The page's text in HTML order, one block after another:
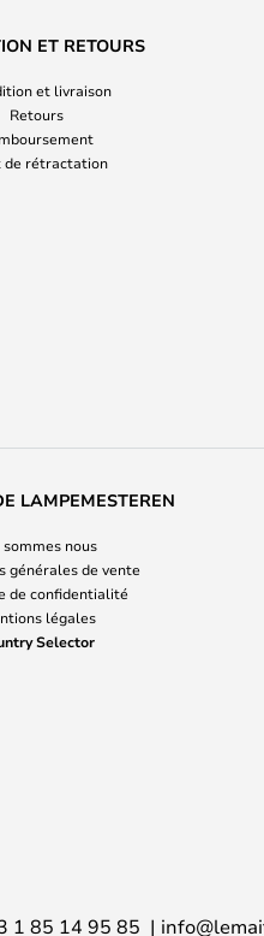
ET RETOURS
et livraison
Retours
de rétractation
LAMPEMESTEREN
sommes nous
générales de vente
de confidentialité
légales
Selector
1 85 14 95 85